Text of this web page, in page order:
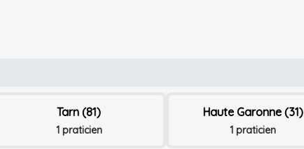
Tarn (81)
1 praticien
Haute Garonne (31)
1 praticien